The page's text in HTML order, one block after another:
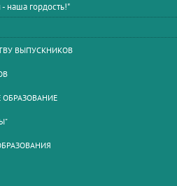
наша гордость!"
ВЫПУСКНИКОВ